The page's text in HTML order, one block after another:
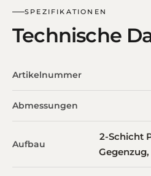
SPEZIFIKATIONEN
Technische
Artikelnummer
Abmessungen
Aufbau
2-Schicht